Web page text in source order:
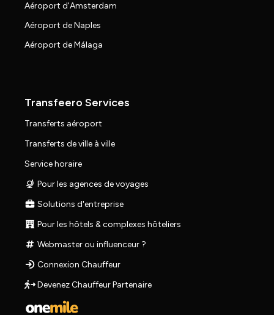
Aéroport d'Amsterdam
Aéroport de Naples
Aéroport de Málaga
Transfeero Services
Transferts aéroport
Transferts de ville à ville
Service horaire
Pour les agences de voyages
Solutions d'entreprise
Pour les hôtels & complexes hôteliers
Webmaster ou influenceur ?
Connexion Chauffeur
Devenez Chauffeur Partenaire